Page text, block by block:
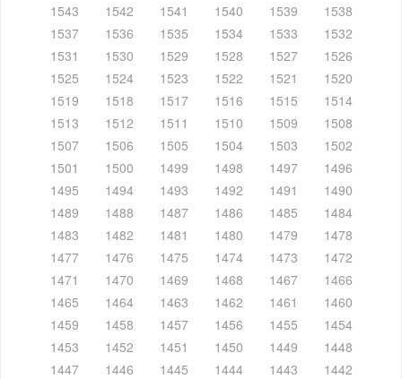
1543
1542 1541 1540 1539
1538
1537
1536 1535 1534 1533
1532
1531
1530 1529 1528 1527
1526
1525
1524 1523 1522 1521
1520
1519
1518 1517 1516 1515
1514
1513
1512 1511 1510 1509
1508
1507
1506 1505 1504 1503
1502
1501
1500 1499 1498 1497
1496
1495
1494 1493 1492 1491
1490
1489
1488 1487 1486 1485
1484
1483
1482 1481 1480 1479
1478
1477
1476 1475 1474 1473
1472
1471
1470 1469 1468 1467
1466
1465
1464 1463 1462 1461
1460
1459
1458 1457 1456 1455
1454
1453
1452 1451 1450 1449
1448
1447
1446 1445 1444 1443
1442